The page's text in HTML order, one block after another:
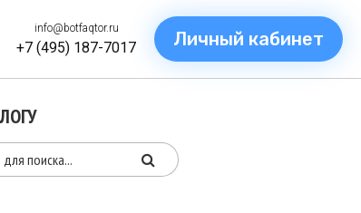
info@botfaqtor.ru
+7 (495) 187-7017 Личный кабинет